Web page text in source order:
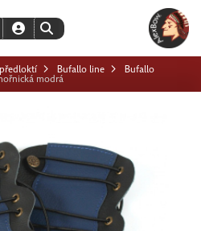
Bufallo line Bufallo
modrá